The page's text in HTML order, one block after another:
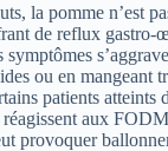
la pomme n’est
de reflux gastro-
ou en mangeant
patients atteints
aux
provoquer